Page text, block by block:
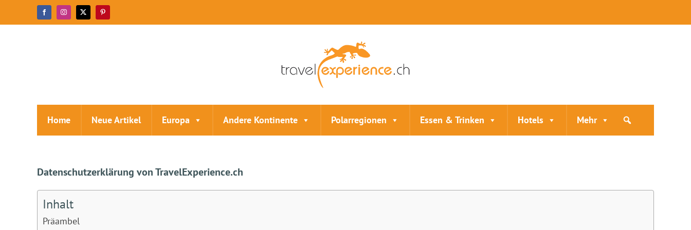
Inhalt
FacebookInstagram
X Pinterest
Home Neue Artikel Europa Andere Kontinente Polarregionen Essen & Trinken Hotels Mehr
Datenschutzerklärung von TravelExperience.ch
Inhalt
Präambel